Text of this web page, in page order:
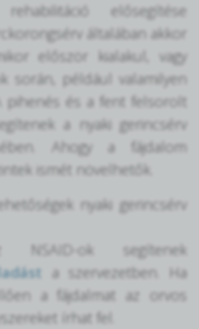
elősegítése
általában akkor
először kialakul, vagy
során, például valamilyen
pihenés és a fent felsorolt
a nyaki gerincsérv
Ahogy a fájdalom
ismét növelhetők.
nyaki gerincsérv
ok segítenek
a szervezetben. Ha
a fájdalmat az orvos
írhat fel.